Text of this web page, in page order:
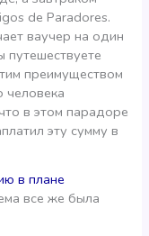
de Paradores.
ваучер на один
путешествуете
преимуществом
человека
в этом парадоре
эту сумму в
в плане
все же была